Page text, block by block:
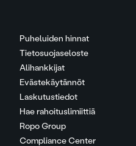
Puheluiden hinnat
Tietosuojaseloste
Alihankkijat
Evästekäytännöt
Laskutustiedot
Hae rahoituslimiittiä
Ropo Group
Compliance Center